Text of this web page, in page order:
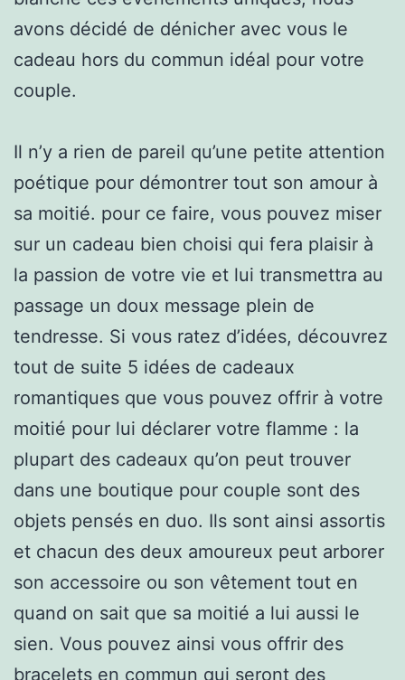
avons décidé de dénicher avec vous le
cadeau hors du commun idéal pour votre
couple.
Il n’y a rien de pareil qu’une petite attention
poétique pour démontrer tout son amour à
sa moitié. pour ce faire, vous pouvez miser
sur un cadeau bien choisi qui fera plaisir à
la passion de votre vie et lui transmettra au
passage un doux message plein de
tendresse. Si vous ratez d’idées, découvrez
tout de suite 5 idées de cadeaux
romantiques que vous pouvez offrir à votre
moitié pour lui déclarer votre flamme : la
plupart des cadeaux qu’on peut trouver
dans une boutique pour couple sont des
objets pensés en duo. Ils sont ainsi assortis
et chacun des deux amoureux peut arborer
son accessoire ou son vêtement tout en
quand on sait que sa moitié a lui aussi le
sien. Vous pouvez ainsi vous offrir des
bracelets en commun qui seront des